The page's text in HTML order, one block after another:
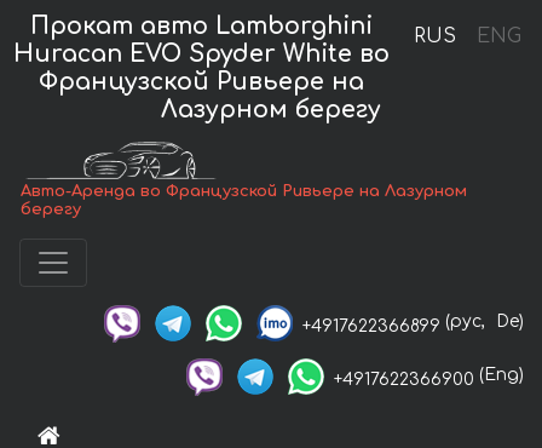
RUS ENG
Прокат авто Lamborghini
Huracan EVO Spyder White во
Французской Ривьере на
Лазурном берегу
Авто-Аренда во Французской Ривьере на Лазурном
берегу
+4917622366899 (рус, De)
+4917622366900 (Eng)